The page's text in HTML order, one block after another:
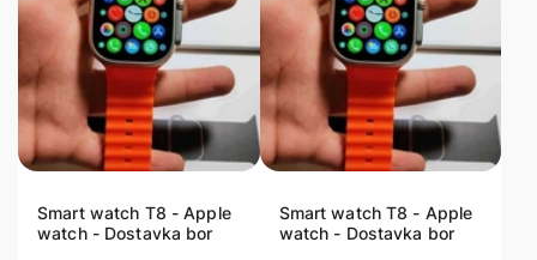
Smart watch T8 - Apple
watch - Dostavka bor
Smart watch T8 - Apple
watch - Dostavka bor